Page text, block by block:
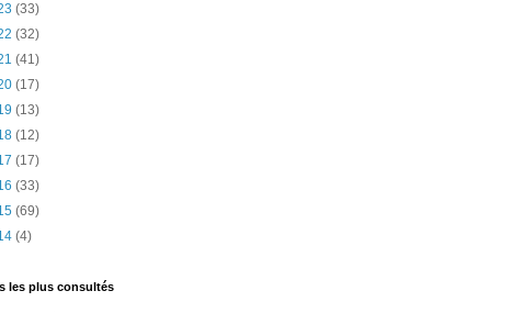
(33)
(32)
(41)
(17)
(13)
(12)
(17)
(33)
(69)
(4)
les plus consultés